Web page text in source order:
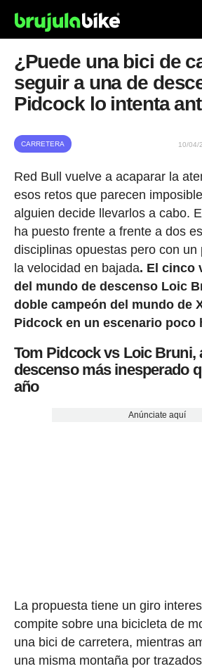
¿Puede una bici de
seguir a una de
Pidcock lo intenta
CARRETERA 10/04/
Red Bull vuelve a acaparar la
esos retos que parecen
alguien decide llevarlos a cabo.
ha puesto frente a frente a dos
disciplinas opuestas pero con un
la velocidad en bajada. El cinco
del mundo de descenso Loic
doble campeón del mundo de
Pidcock en un escenario poco
Tom Pidcock vs Loic Bruni,
descenso más inesperado
año
Anúnciate aquí
La propuesta tiene un giro
compite sobre una bicicleta de
una bici de carretera, mientras
una misma montaña por